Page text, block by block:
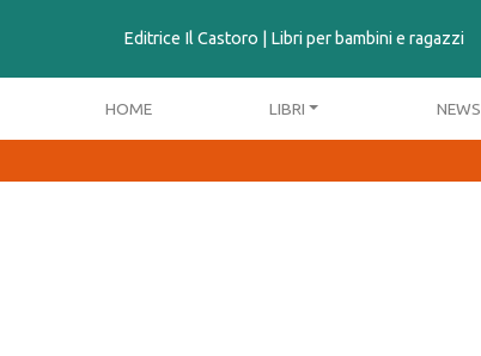
Editrice Il Castoro | Libri per bambini e ragazzi
HOME LIBRI NEWS